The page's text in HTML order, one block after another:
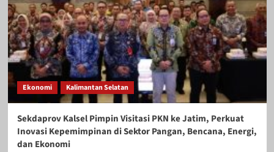
Ekonomi Kalimantan Selatan
Sekdaprov Kalsel Pimpin Visitasi PKN ke Jatim, Perkuat
Inovasi Kepemimpinan di Sektor Pangan, Bencana, Energi,
dan Ekonomi